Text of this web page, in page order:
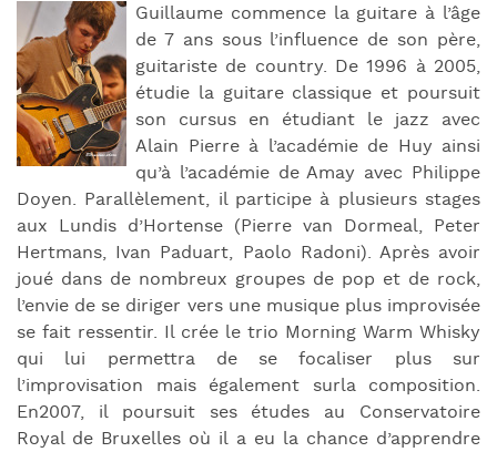
Guillaume commence la guitare à l’âge
de 7 ans sous l’influence de son père,
guitariste de country. De 1996 à 2005,
étudie la guitare classique et poursuit
son cursus en étudiant le jazz avec
Alain Pierre à l’académie de Huy ainsi
qu’à l’académie de Amay avec Philippe
Doyen. Parallèlement, il participe à plusieurs stages
aux Lundis d’Hortense (Pierre van Dormeal, Peter
Hertmans, Ivan Paduart, Paolo Radoni). Après avoir
joué dans de nombreux groupes de pop et de rock,
l’envie de se diriger vers une musique plus improvisée
se fait ressentir. Il crée le trio Morning Warm Whisky
qui lui permettra de se focaliser plus sur
l’improvisation mais également surla composition.
En2007, il poursuit ses études au Conservatoire
Royal de Bruxelles où il a eu la chance d’apprendre